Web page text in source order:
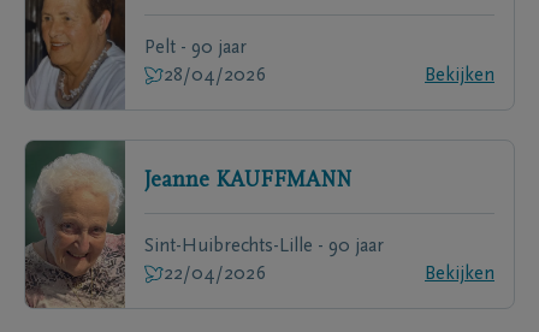
Pelt - 90 jaar
28/04/2026
Bekijken
Jeanne KAUFFMANN
Sint-Huibrechts-Lille - 90 jaar
22/04/2026
Bekijken